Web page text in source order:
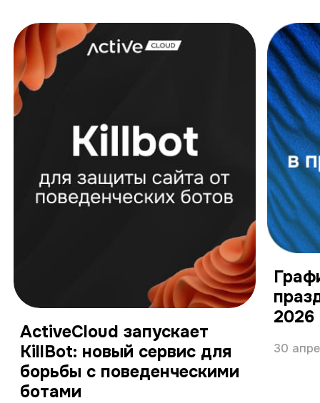
ActiveCloud запускает
KillBot: новый сервис для
борьбы с поведенческими
ботами
2026
30